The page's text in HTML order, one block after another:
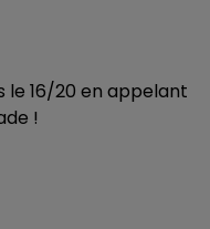
le 16/20 en appelant
!